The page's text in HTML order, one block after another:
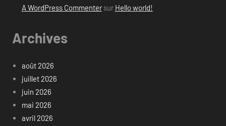
A WordPress Commentersur Hello world!
Archives
août 2026
juillet 2026
juin 2026
mai 2026
avril 2026